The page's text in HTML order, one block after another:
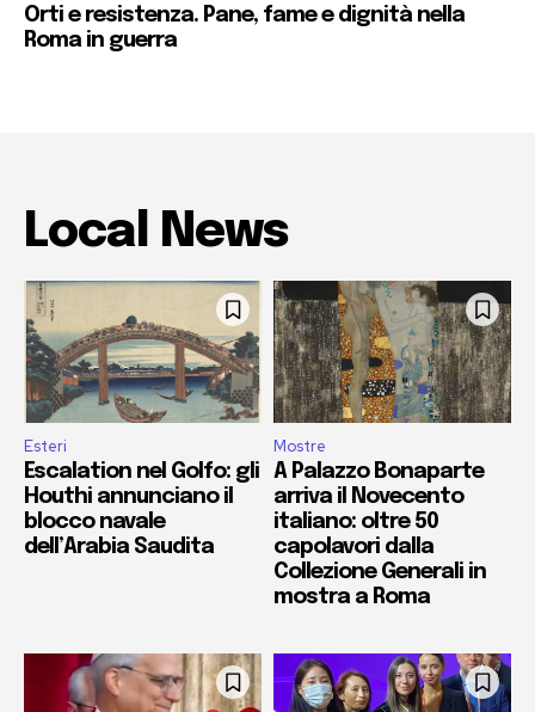
Orti e resistenza. Pane, fame e dignità nella
Roma in guerra
Local News
Esteri
Escalation nel Golfo: gli
Houthi annunciano il
blocco navale
dell’Arabia Saudita
Mostre
A Palazzo Bonaparte
arriva il Novecento
italiano: oltre 50
capolavori dalla
Collezione Generali in
mostra a Roma